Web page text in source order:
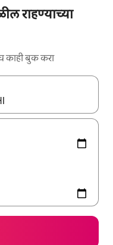
राहण्याच्या
काही बुक करा
आणि खाली बाणांच्या किजसह